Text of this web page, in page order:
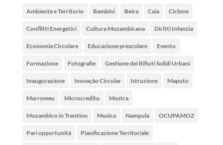
Ambiente e Territorio Bambini Beira Caia Ciclone
Conflitti Energetici Cultura Mozambicana Diritti Infanzia
Economia Circolare Educazione prescolare Evento
Formazione Fotografie Gestione dei Rifiuti Solidi Urbani
Inaugurazione Inovação Circular Istruzione Maputo
Marromeu Microcredito Mostra
Mozambico in Trentino Musica Nampula OCUPAMOZ
Pari opportunità Pianificazione Territoriale